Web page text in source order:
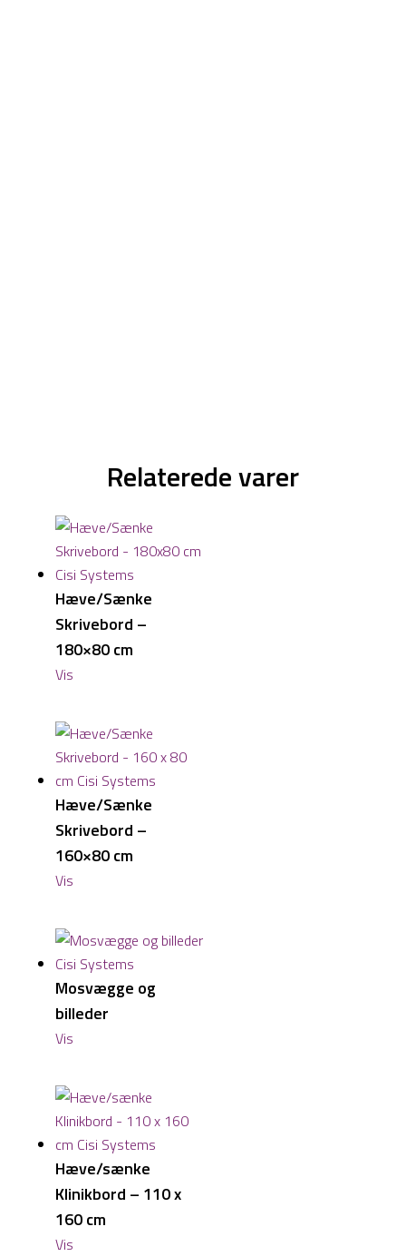
Relaterede varer
Hæve/Sænke
Skrivebord –
180×80 cm
Vis
Hæve/Sænke
Skrivebord –
160×80 cm
Vis
Mosvægge og
billeder
Vis
Hæve/sænke
Klinikbord – 110 x
160 cm
Vis